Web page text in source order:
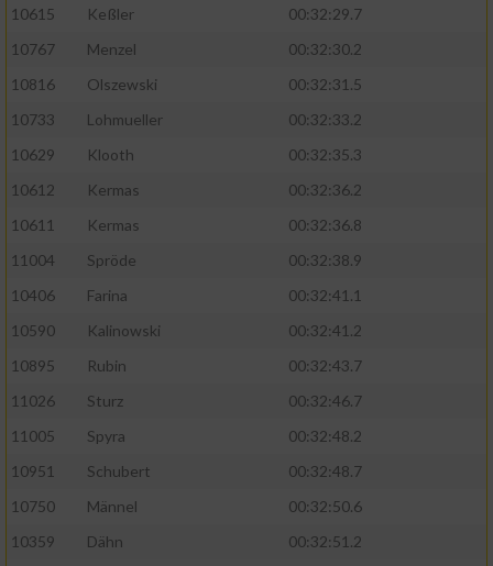
10615
Keßler
00:32:29.7
10767
Menzel
00:32:30.2
10816
Olszewski
00:32:31.5
10733
Lohmueller
00:32:33.2
10629
Klooth
00:32:35.3
10612
Kermas
00:32:36.2
10611
Kermas
00:32:36.8
11004
Spröde
00:32:38.9
10406
Farina
00:32:41.1
10590
Kalinowski
00:32:41.2
10895
Rubin
00:32:43.7
11026
Sturz
00:32:46.7
11005
Spyra
00:32:48.2
10951
Schubert
00:32:48.7
10750
Männel
00:32:50.6
10359
Dähn
00:32:51.2
Erstellung von Profilen zur Personalisierung
Verwendung von Profilen zur Auswahl
Messung der Werbeleistung
Messung der Performance von Inhalten
Analyse von Zielgruppen durch Statistiken
oder Kombinationen von Daten aus
verschiedenen Quellen
Entwicklung und Verbesserung der Angebote
von Inhalten